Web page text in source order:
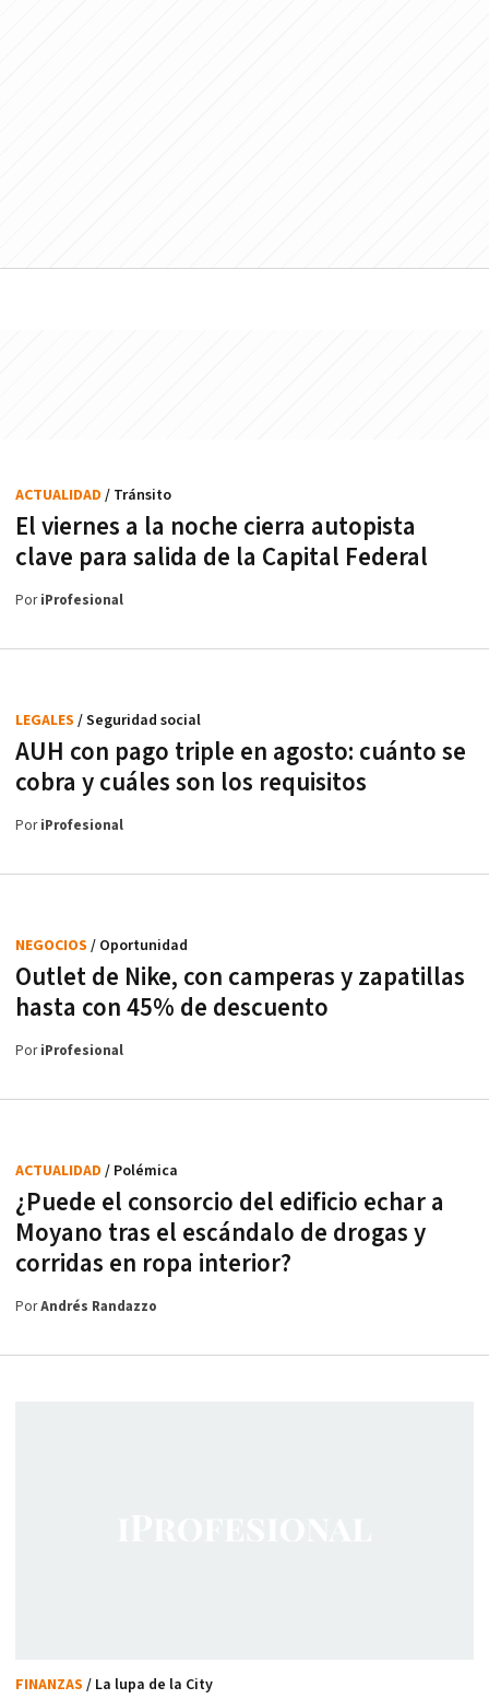
El viernes a la noche cierra autopista
clave para salida de la Capital Federal
ACTUALIDAD / Tránsito
PoriProfesional
AUH con pago triple en agosto: cuánto se
cobra y cuáles son los requisitos
LEGALES / Seguridad social
PoriProfesional
Outlet de Nike, con camperas y zapatillas
hasta con 45% de descuento
NEGOCIOS / Oportunidad
PoriProfesional
¿Puede el consorcio del edificio echar a
Moyano tras el escándalo de drogas y
corridas en ropa interior?
ACTUALIDAD / Polémica
PorAndrés Randazzo
FINANZAS / La lupa de la City